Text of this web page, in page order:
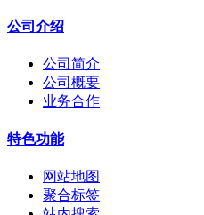
公司介绍
公司简介
公司概要
业务合作
特色功能
网站地图
聚合标签